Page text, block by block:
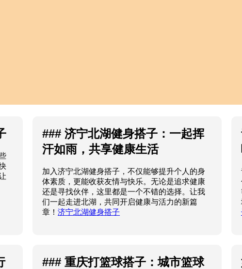
### 济宁北湖健身搭子：一起挥
汗如雨，共享健康生活
加入济宁北湖健身搭子，不仅能够提升个人的身
体素质，更能收获友情与快乐。无论是追求健康
还是寻找伙伴，这里都是一个不错的选择。让我
们一起走进北湖，共同开启健康与活力的新篇
章！济宁北湖健身搭子
### 重庆打篮球搭子：城市篮球